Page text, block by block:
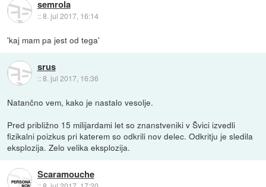
semrola
::8. jul 2017, 16:14
'kaj mam pa jest od tega'
srus
::8. jul 2017, 16:36
Natančno vem, kako je nastalo vesolje.
Pred približno 15 milijardami let so znanstveniki v Švici izvedli
fizikalni poizkus pri katerem so odkrili nov delec. Odkritju je sledila
eksplozija. Zelo velika eksplozija.
Scaramouche